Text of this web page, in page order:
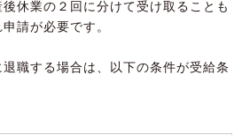
休業の２回に分けて受け取ることも
請が必要です。
職する場合は、以下の条件が受給条